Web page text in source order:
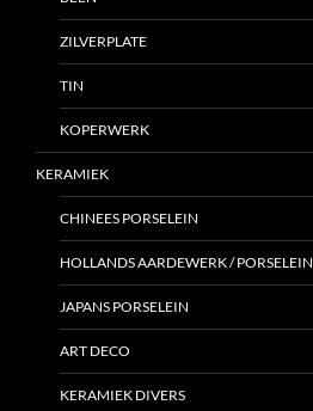
ZILVERPLATE
TIN
KOPERWERK
KERAMIEK
CHINEES PORSELEIN
HOLLANDS AARDEWERK / PORSELEIN
JAPANS PORSELEIN
ART DECO
KERAMIEK DIVERS